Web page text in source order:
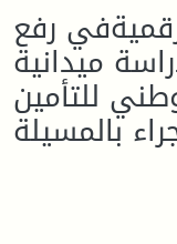
رفع
ميدانية
للتأمين
بالمسيلة